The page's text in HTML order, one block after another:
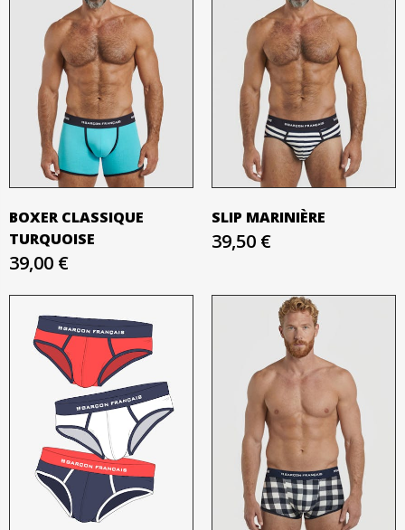
BOXER CLASSIQUE
TURQUOISE
39,00 €
SLIP MARINIÈRE
39,50 €